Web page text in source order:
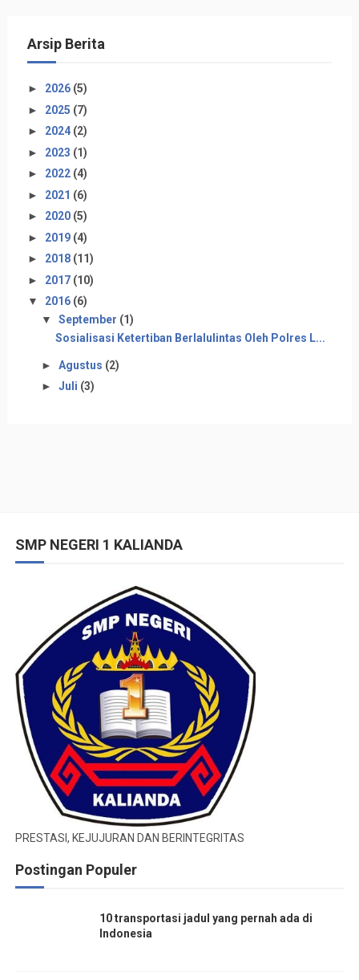
Arsip Berita
► 2026 (5)
► 2025 (7)
► 2024 (2)
► 2023 (1)
► 2022 (4)
► 2021 (6)
► 2020 (5)
► 2019 (4)
► 2018 (11)
► 2017 (10)
▼ 2016 (6)
▼ September (1)
Sosialisasi Ketertiban Berlalulintas Oleh Polres L...
► Agustus (2)
► Juli (3)
SMP NEGERI 1 KALIANDA
PRESTASI, KEJUJURAN DAN BERINTEGRITAS
Postingan Populer
10 transportasi jadul yang pernah ada di
Indonesia